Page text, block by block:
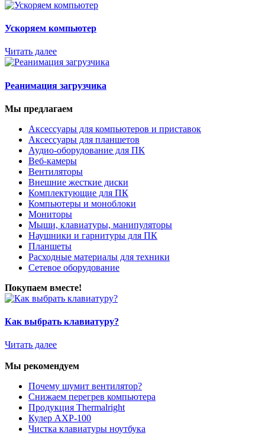
Ускоряем компьютер
Читать далее
Реанимация загрузчика
Мы предлагаем
Аксессуары для компьютеров и приставок
Аксессуары для планшетов
Аудио-оборудование для ПК
Веб-камеры
Вентиляторы
Внешние жесткие диски
Комплектующие для ПК
Компьютеры и моноблоки
Мониторы
Мыши, клавиатуры, манипуляторы
Наушники и гарнитуры для ПК
Планшеты
Расходные материалы для техники
Сетевое оборудование
Покупаем вместе!
Как выбрать клавиатуру?
Читать далее
Мы рекомендуем
Почему шумит вентилятор?
Снижаем перегрев компьютера
Продукция Thermalright
Кулер AXP-100
Чистка клавиатуры ноутбука